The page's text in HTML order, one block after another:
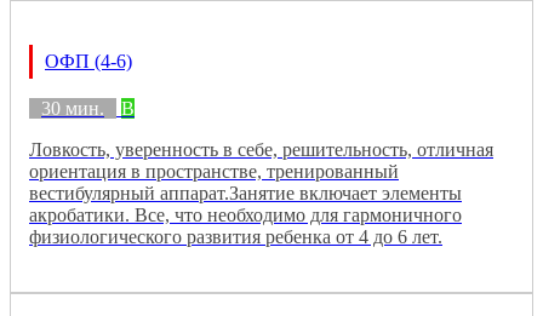
ОФП (4-6)
30 мин.
B
Ловкость, уверенность в себе, решительность, отличная
ориентация в пространстве, тренированный
вестибулярный аппарат.Занятие включает элементы
акробатики. Все, что необходимо для гармоничного
физиологического развития ребенка от 4 до 6 лет.